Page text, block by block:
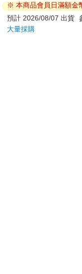
若非上列種類商品
日）。
辦理退換貨時，商
※ 本商品會員日滿額金
預計 2026/08/07 出貨
大量採購